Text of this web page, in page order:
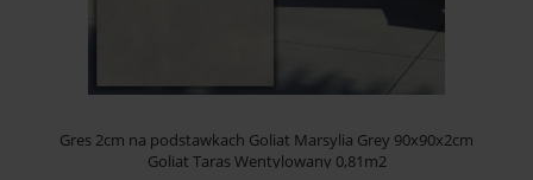
Gres 2cm na podstawkach Goliat Marsylia Grey 90x90x2cm
Goliat Taras Wentylowany 0,81m2